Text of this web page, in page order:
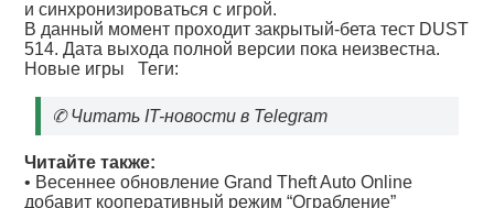
и синхронизироваться с игрой.
В данный момент проходит закрытый-бета тест DUST
514. Дата выхода полной версии пока неизвестна.
Новые игры Теги:
✆Читать IT-новости в Telegram
Читайте также:
• Весеннее обновление Grand Theft Auto Online
добавит кооперативный режим “Ограбление”